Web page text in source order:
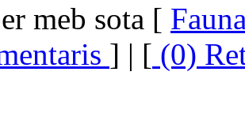
meb sota [
] | [ (0)